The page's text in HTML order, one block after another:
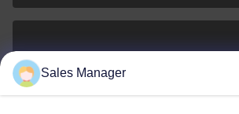
Sales Manager